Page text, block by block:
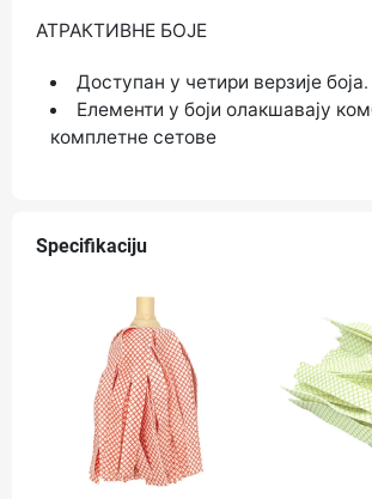
АТРАКТИВНЕ БОЈЕ
Доступан у четири верзије боја.
Елементи у боји олакшавају
комплетне сетове
Specifikaciju